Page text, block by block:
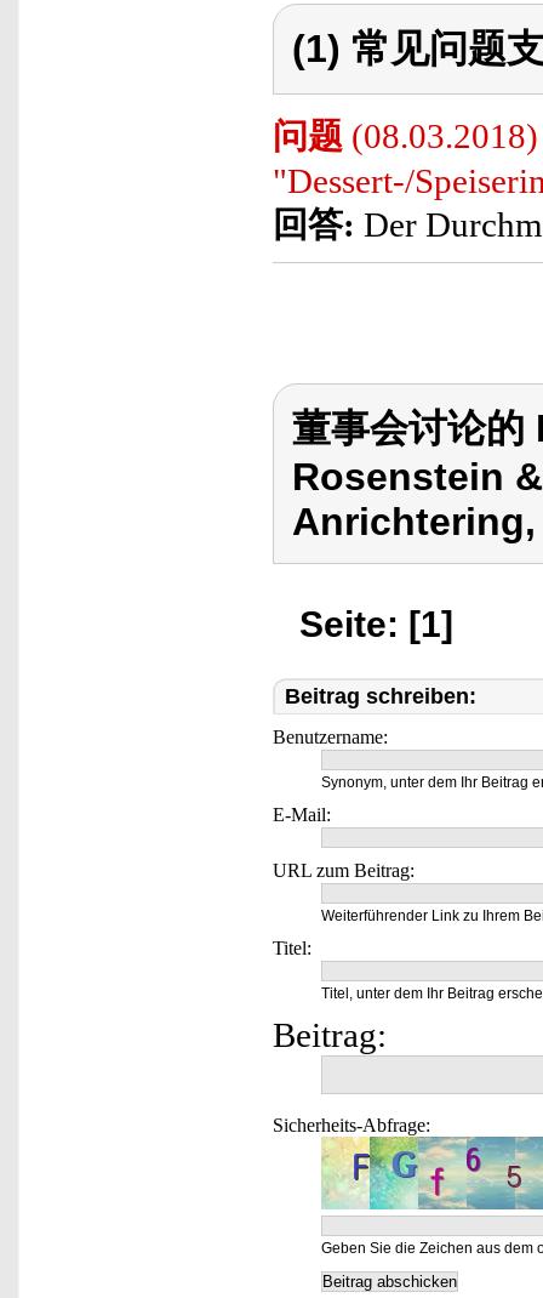
(1) 常见问题
问题
"Dessert-/
回答: Der
董事会讨论
Rosenstein
Seite: [1]
Beitrag schreiben:
Benutzername:
Synonym, unter dem Ihr Beitrag
E-Mail:
URL zum Beitrag:
Weiterführender Link zu Ihrem
Titel:
Titel, unter dem Ihr Beitrag
Beitrag:
Sicherheits-Abfrage:
Geben Sie die Zeichen aus dem